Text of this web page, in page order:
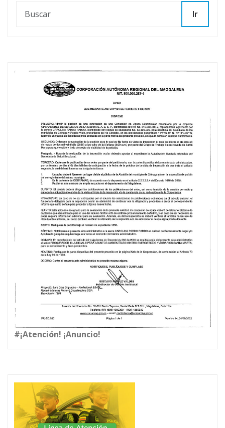
Ir
#¡Atención! ¡Anuncio!